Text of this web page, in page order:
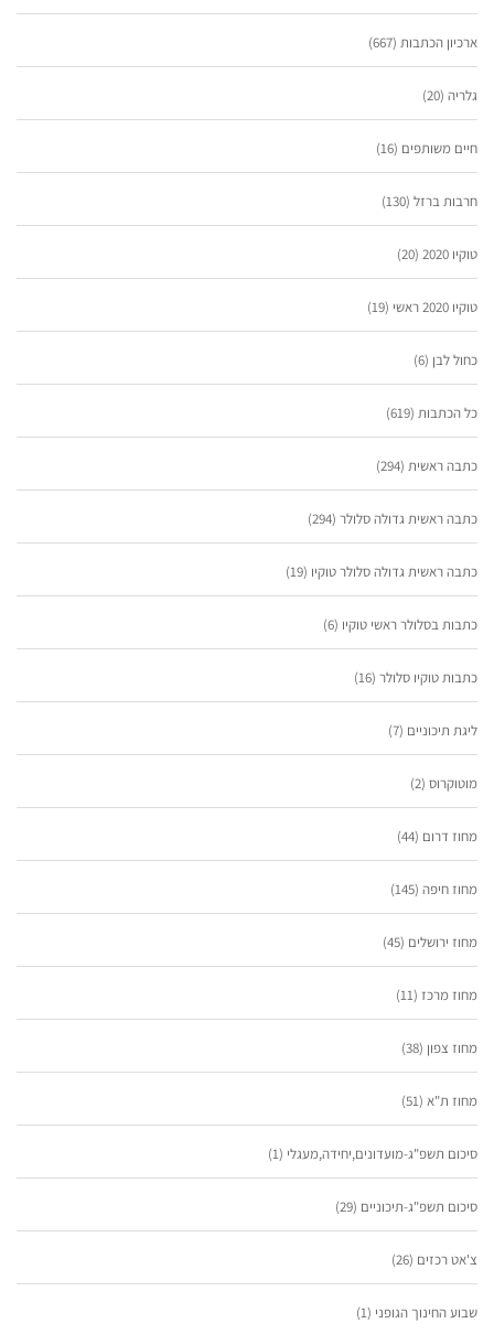
ארכיון הכתבות (667)
גלריה (20)
חיים משותפים (16)
חרבות ברזל (130)
טוקיו 2020 (20)
טוקיו 2020 ראשי (19)
כחול לבן (6)
כל הכתבות (619)
כתבה ראשית (294)
כתבה ראשית גדולה סלולר (294)
כתבה ראשית גדולה סלולר טוקיו (19)
כתבות בסלולר ראשי טוקיו (6)
כתבות טוקיו סלולר (16)
ליגת תיכוניים (7)
מוטוקרוס (2)
מחוז דרום (44)
מחוז חיפה (145)
מחוז ירושלים (45)
מחוז מרכז (11)
מחוז צפון (38)
מחוז ת"א (51)
סיכום תשפ"ג-מועדונים,יחידה,מעגלי (1)
סיכום תשפ"ג-תיכוניים (29)
צ'אט רכזים (26)
שבוע החינוך הגופני (1)